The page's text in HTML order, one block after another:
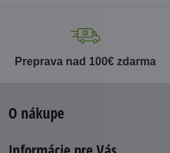
Preprava nad 100€ zdarma
O nákupe